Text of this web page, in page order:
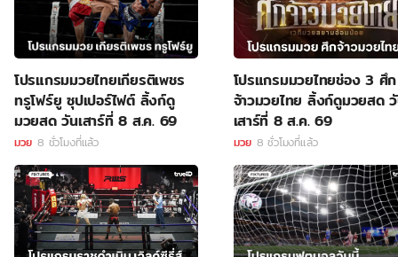
โปรแกรมมวยไทยเกียรติเพชร
ทรูโฟร์ยู ซุปเปอร์ไฟต์ ลิ้งก์ดู
มวยสด วันเสาร์ที่ 8 ส.ค. 69
มวย 8 ชั่วโมงที่แล้ว
โปรแกรมมวยไทยช่อง 3 ศึก
จ้าวมวยไทย ลิ้งก์ดูมวยสด
เสาร์ที่ 8 ส.ค. 69
มวย 8 ชั่วโมงที่แล้ว